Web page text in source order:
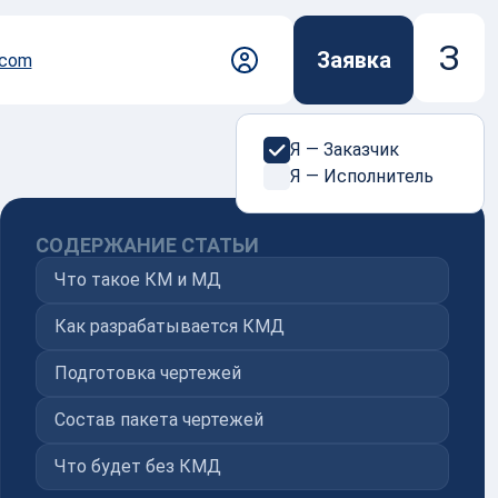
исполнителя среди проверенных
условия и сопроводит заказ на всех
предложения, до контроля
без поиска подрядчиков и
рисков.
заказ
Заявка З
Я — Заказчик
Я — Исполнитель
СОДЕРЖАНИЕ СТАТЬИ
Что такое КМ и МД
Как разрабатывается КМД
Подготовка чертежей
Состав пакета чертежей
Что будет без КМД